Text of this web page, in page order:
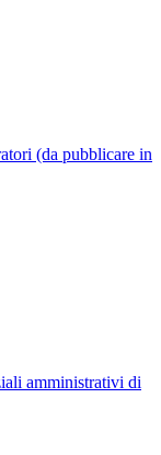
(da pubblicare in
amministrativi di